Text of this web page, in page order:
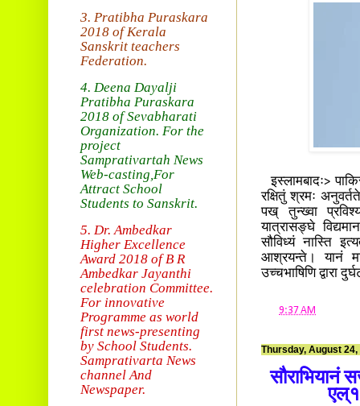
इस्लामबादः>
रक्षितुं श्रमः
पख् तुन्ख्वा
यात्रासङ्घे
सौविध्यं नास्ति
आश्रयन्ते। यानं
उच्चभाषिणि द्वारा
9:37 AM
Thursday, August 24,
सौराभियानं
3. Pratibha Puraskara
2018 ofKerala
Sanskrit teachers
Federation.
4. Deena Dayalji
Pratibha Puraskara
2018 of Sevabharati
Organization. For the
project
Samprativartah News
Web-casting,For
Attract School
Students to Sanskrit.
5. Dr. Ambedkar
Higher Excellence
Award 2018 of B R
Ambedkar Jayanthi
celebration Committee.
For innovative
Programme as world
first news-presenting
by School Students.
Samprativarta News
channel And
Newspaper.